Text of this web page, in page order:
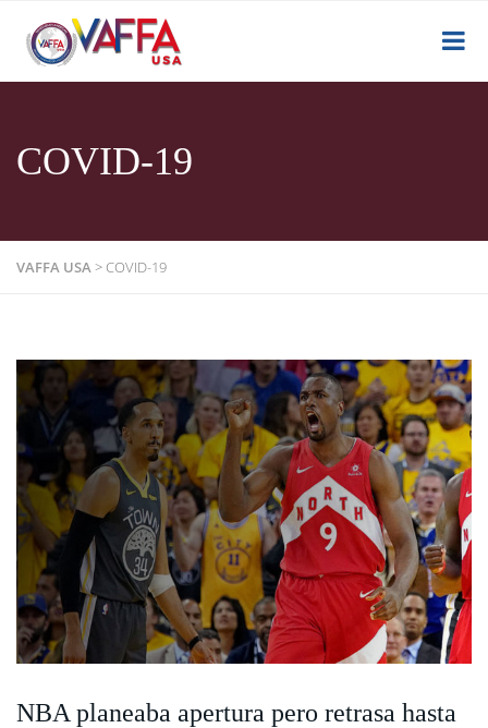
COVID-19
VAFFA USA> COVID-19
NBA planeaba apertura pero retrasa hasta